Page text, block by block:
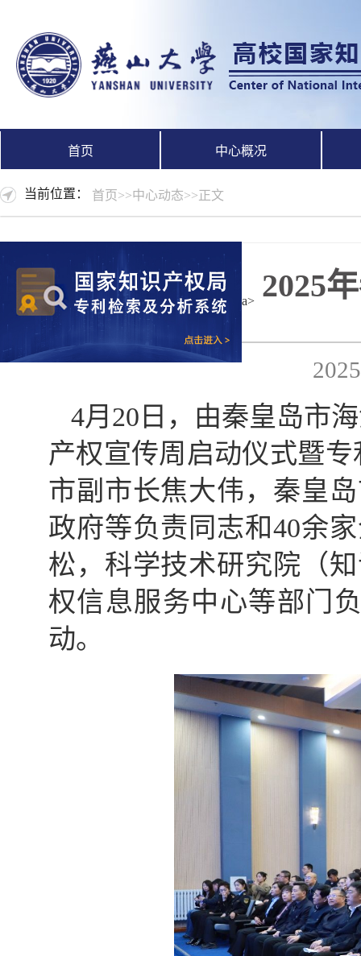
a>
首页 中心概况
当前位置： 首页>>中心动态>>正文
【服务活动】2025
4月20日，由秦皇岛市
产权宣传周启动仪式暨
市副市长焦大伟，秦皇
政府等负责同志和40余
松，科学技术研究院（
权信息服务中心等部门
动。